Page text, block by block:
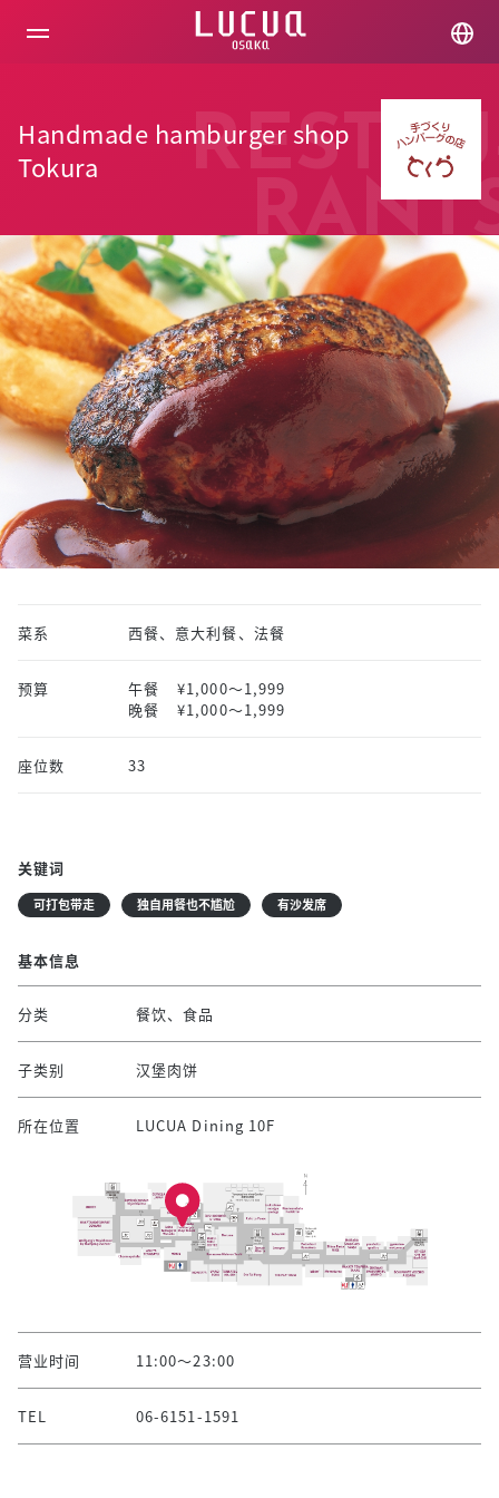
Handmade hamburger shop
Tokura
菜系 西餐、意大利餐、法餐
预算 午餐
¥1,000〜1,999
晚餐
¥1,000〜1,999
座位数 33
关键词
可打包带走 独自用餐也不尴尬 有沙发席
基本信息
分类 餐饮、食品
子类别 汉堡肉饼
所在位置 LUCUA Dining 10F
营业时间 11:00～23:00
TEL 06-6151-1591